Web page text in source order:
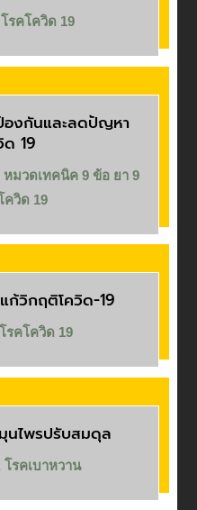
โรคโควิด 19
งกันและลดปัญหา
ด 19
หมวดเทคนิค 9 ข้อ ยา 9
ควิด 19
ก้วิกฤติโควิด-19
โรคโควิด 19
นไพรปรับสมดุล
โรคเบาหวาน